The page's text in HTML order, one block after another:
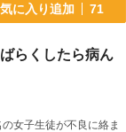
に入り追加 71
らくしたら病ん